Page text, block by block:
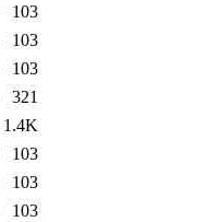
103
103
103
321
1.4K
103
103
103